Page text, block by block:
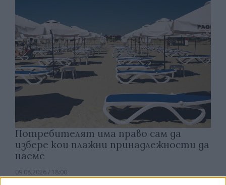
Потребителят има право сам да
избере кои плажни принадлежности да
наеме
09.08.2026 / 18:00